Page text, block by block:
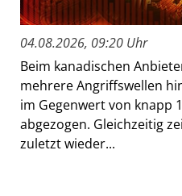
04.08.2026, 09:20 Uhr
Beim kanadischen
mehrere Angriffswellen
im Gegenwert von knapp
abgezogen. Gleichzeitig
zuletzt wieder...